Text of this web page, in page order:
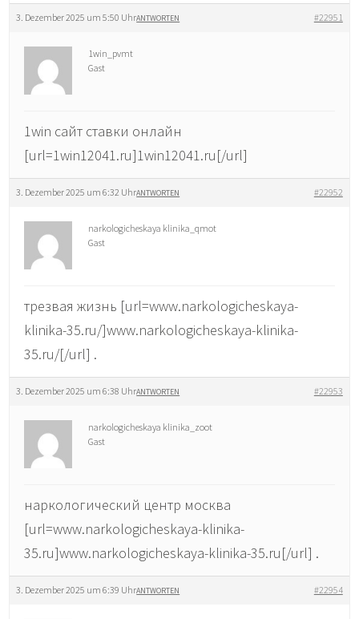
3. Dezember 2025 um 5:50 Uhr #22951
ANTWORTEN
1win_pvmt
Gast
1win сайт ставки онлайн
[url=1win12041.ru]1win12041.ru[/url]
3. Dezember 2025 um 6:32 Uhr #22952
ANTWORTEN
narkologicheskaya klinika_qmot
Gast
трезвая жизнь [url=www.narkologicheskaya-
klinika-35.ru/]www.narkologicheskaya-klinika-
35.ru/[/url] .
3. Dezember 2025 um 6:38 Uhr #22953
ANTWORTEN
narkologicheskaya klinika_zoot
Gast
наркологический центр москва
[url=www.narkologicheskaya-klinika-
35.ru]www.narkologicheskaya-klinika-35.ru[/url] .
3. Dezember 2025 um 6:39 Uhr #22954
ANTWORTEN